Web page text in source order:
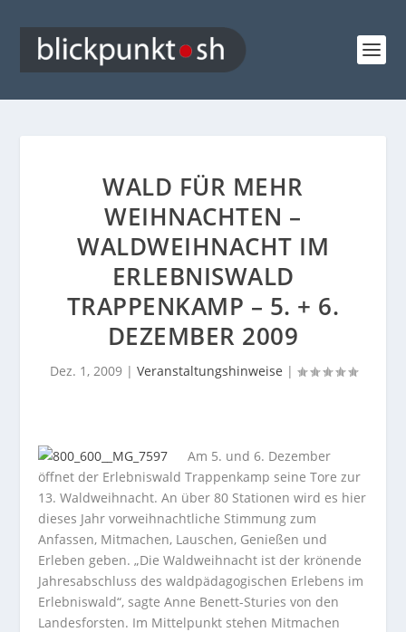
WALD FÜR MEHR
WEIHNACHTEN –
WALDWEIHNACHT IM
ERLEBNISWALD
TRAPPENKAMP – 5. + 6.
DEZEMBER 2009
Dez. 1, 2009| Veranstaltungshinweise |
Am 5. und 6. Dezember
öffnet der Erlebniswald Trappenkamp seine Tore zur
13. Waldweihnacht. An über 80 Stationen wird es hier
dieses Jahr vorweihnachtliche Stimmung zum
Anfassen, Mitmachen, Lauschen, Genießen und
Erleben geben. „Die Waldweihnacht ist der krönende
Jahresabschluss des waldpädagogischen Erlebens im
Erlebniswald“, sagte Anne Benett-Sturies von den
Landesforsten. Im Mittelpunkt stehen Mitmachen